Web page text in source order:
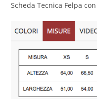
Scheda Tecnica Felpa